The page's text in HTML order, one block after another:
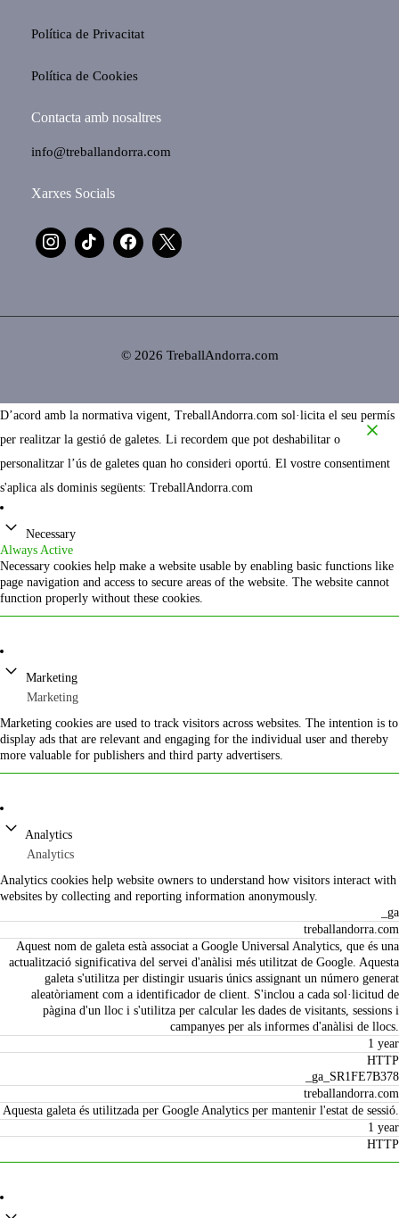
Política de Privacitat
Política de Cookies
Contacta amb nosaltres
info@treballandorra.com
Xarxes Socials
© 2026 TreballAndorra.com
D’acord amb la normativa vigent, TreballAndorra.com sol·licita el seu permís
per realitzar la gestió de galetes. Li recordem que pot deshabilitar o
personalitzar l’ús de galetes quan ho consideri oportú. El vostre consentiment
s'aplica als dominis següents: TreballAndorra.com
Necessary
Always Active
Necessary cookies help make a website usable by enabling basic functions like
page navigation and access to secure areas of the website. The website cannot
function properly without these cookies.
Marketing
Marketing
Marketing cookies are used to track visitors across websites. The intention is to
display ads that are relevant and engaging for the individual user and thereby
more valuable for publishers and third party advertisers.
Analytics
Analytics
Analytics cookies help website owners to understand how visitors interact with
websites by collecting and reporting information anonymously.
_ga
treballandorra.com
Aquest nom de galeta està associat a Google Universal Analytics, que és una
actualització significativa del servei d'anàlisi més utilitzat de Google. Aquesta
galeta s'utilitza per distingir usuaris únics assignant un número generat
aleatòriament com a identificador de client. S'inclou a cada sol·licitud de
pàgina d'un lloc i s'utilitza per calcular les dades de visitants, sessions i
campanyes per als informes d'anàlisi de llocs.
1 year
HTTP
_ga_SR1FE7B378
treballandorra.com
Aquesta galeta és utilitzada per Google Analytics per mantenir l'estat de sessió.
1 year
HTTP